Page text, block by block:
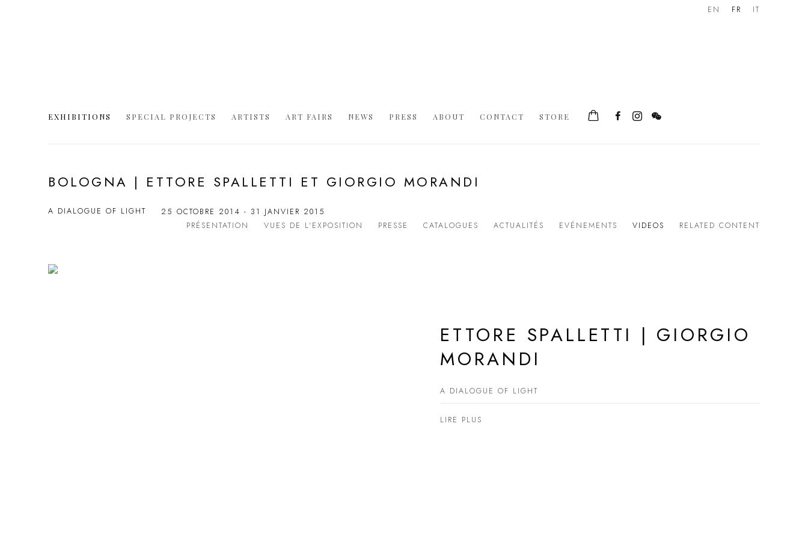
EXHIBITIONS SPECIAL PROJECTS ARTISTS ART FAIRS NEWS PRESS ABOUT CONTACT STORE
EN FR IT
BOLOGNA | ETTORE SPALLETTI ET GIORGIO MORANDI
A DIALOGUE OF LIGHT
25 OCTOBRE 2014 - 31 JANVIER 2015
PRÉSENTATION
VUES DE L'EXPOSITION PRESSE CATALOGUES ACTUALITÉS EVÉNEMENTS VIDEOS RELATED CONTENT
ETTORE SPALLETTI | GIORGIO
MORANDI
A DIALOGUE OF LIGHT
LIRE PLUS